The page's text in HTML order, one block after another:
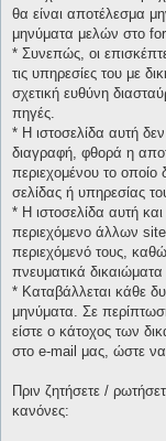
θα είναι αποτέλεσμα
μηνύματα μελών στο
* Συνεπώς, οι
τις υπηρεσίες του με
σχετική ευθύνη
πηγές.
* H ιστοσελίδα αυτή
διαγραφή, φθορά η
περιεχομένου το οποίο
σελίδας ή υπηρεσίας
* H ιστοσελίδα αυτή και
περιεχόμενο άλλων
περιεχόμενό τους,
πνευματικά
* Καταβάλλεται κάθε
μηνύματα. Σε
είστε ο κάτοχος των
στο e-mail μας, ώστε
Πριν ζητήσετε /
κανόνες: